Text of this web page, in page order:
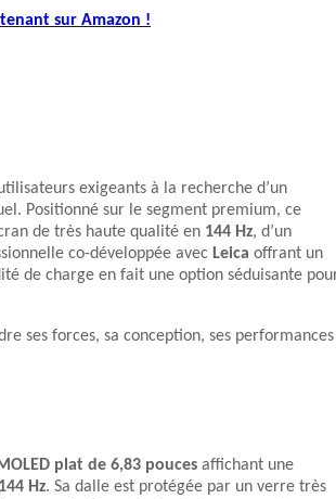
sur Amazon !
exigeants à la recherche d’un
Positionné sur le segment premium, ce
de très haute qualité en 144 Hz, d’un
co-développée avec Leica offrant un
de charge en fait une option séduisante
ses forces, sa conception, ses performances
plat de 6,83 pouces affichant une
144 Hz. Sa dalle est protégée par un verre très